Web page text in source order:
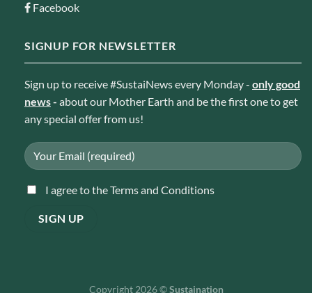
Facebook
SIGNUP FOR NEWSLETTER
Sign up to receive #SustaiNews every Monday - only good
news- about our Mother Earth and be the first one to get
any special offer from us!
I agree to the Terms and Conditions
Copyright 2026 ©Sustaination